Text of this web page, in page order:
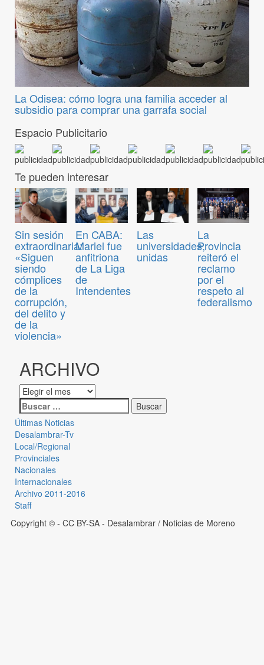
La Odisea: cómo logra una familia acceder al
subsidio para comprar una garrafa social
Espacio Publicitario
Te pueden interesar
Sin sesión
extraordinaria:
«Siguen
siendo
cómplices
de la
corrupción,
del delito y
de la
violencia»
En CABA:
Mariel fue
anfitriona
de La Liga
de
Intendentes
Las
universidades,
unidas
La
Provincia
reiteró el
reclamo
por el
respeto al
federalismo
ARCHIVO
Últimas Noticias
Desalambrar-Tv
Local/Regional
Provinciales
Nacionales
Internacionales
Archivo 2011-2016
Staff
Copyright © - CC BY-SA - Desalambrar / Noticias de Moreno